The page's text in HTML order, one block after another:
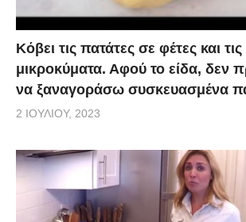
Κόβει τις πατάτες σε φέτες και
μικροκύματα. Αφού το είδα, δεν
να ξαναγοράσω συσκευασμένα
2 ΙΟΥΛΊΟΥ, 2023